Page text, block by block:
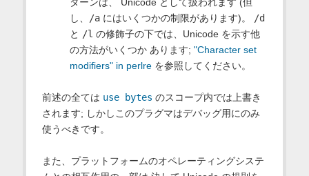
し、
/aにはいくつかの制限があります)。
/d
と /l の修飾子の下では、Unicode を示す他
の方法がいくつか あります; "Character set
modifiers" in perlreを参照してください。
前述の全ては use bytes のスコープ内では上書き
されます; しかしこのプラグマはデバッグ用にのみ
使うべきです。
また、プラットフォームのオペレーティングシステ